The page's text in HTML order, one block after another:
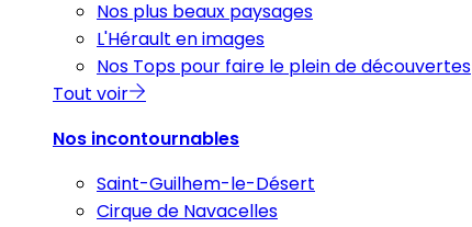
Nos plus beaux paysages
L'Hérault en images
Nos Tops pour faire le plein de découvertes
Tout voir
Nos incontournables
Saint-Guilhem-le-Désert
Cirque de Navacelles